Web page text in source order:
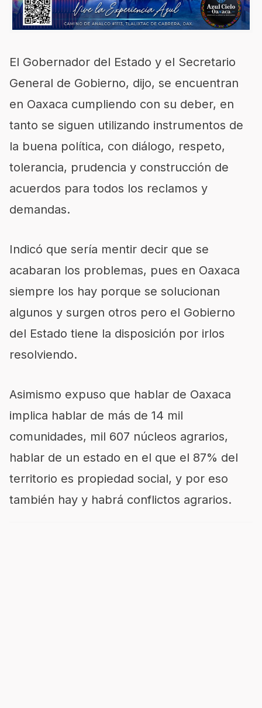
El Gobernador del Estado y el Secretario
General de Gobierno, dijo, se encuentran
en Oaxaca cumpliendo con su deber, en
tanto se siguen utilizando instrumentos de
la buena política, con diálogo, respeto,
tolerancia, prudencia y construcción de
acuerdos para todos los reclamos y
demandas.
Indicó que sería mentir decir que se
acabaran los problemas, pues en Oaxaca
siempre los hay porque se solucionan
algunos y surgen otros pero el Gobierno
del Estado tiene la disposición por irlos
resolviendo.
Asimismo expuso que hablar de Oaxaca
implica hablar de más de 14 mil
comunidades, mil 607 núcleos agrarios,
hablar de un estado en el que el 87% del
territorio es propiedad social, y por eso
también hay y habrá conflictos agrarios.